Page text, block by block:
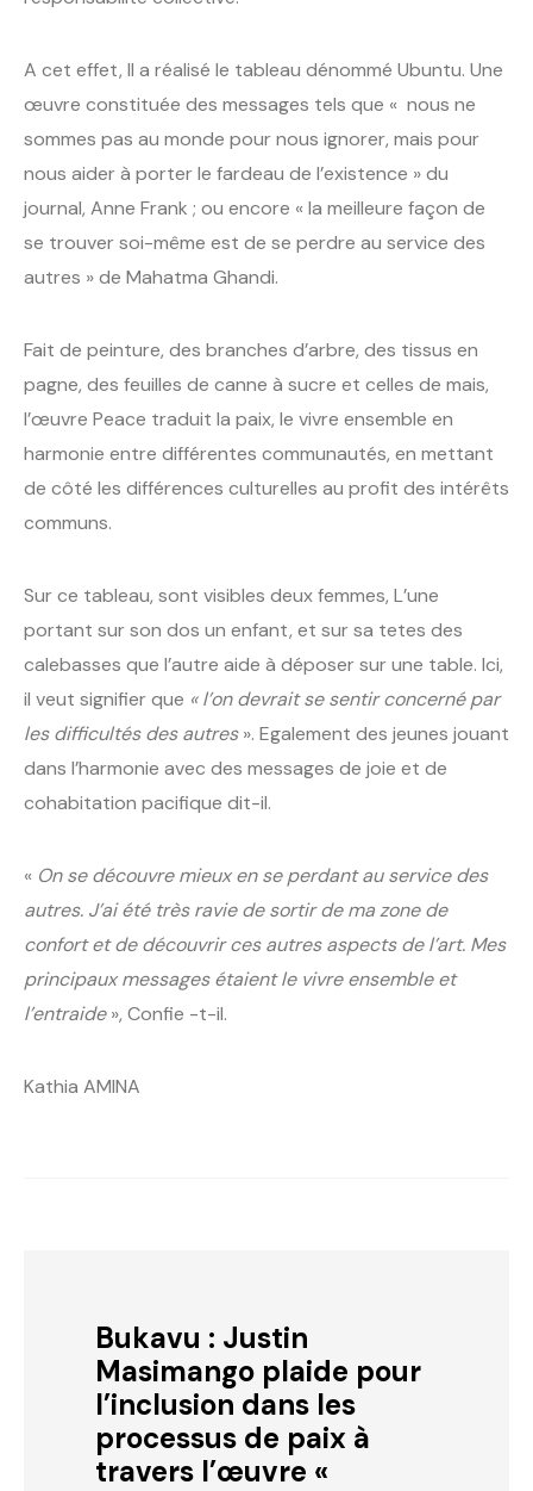
A cet effet, Il a réalisé le tableau dénommé Ubuntu. Une
œuvre constituée des messages tels que « nous ne
sommes pas au monde pour nous ignorer, mais pour
nous aider à porter le fardeau de l’existence » du
journal, Anne Frank ; ou encore « la meilleure façon de
se trouver soi-même est de se perdre au service des
autres » de Mahatma Ghandi.
Fait de peinture, des branches d’arbre, des tissus en
pagne, des feuilles de canne à sucre et celles de mais,
l’œuvre Peace traduit la paix, le vivre ensemble en
harmonie entre différentes communautés, en mettant
de côté les différences culturelles au profit des intérêts
communs.
Sur ce tableau, sont visibles deux femmes, L’une
portant sur son dos un enfant, et sur sa tetes des
calebasses que l’autre aide à déposer sur une table. Ici,
il veut signifier que « l’on devrait se sentir concerné par
les difficultés des autres». Egalement des jeunes jouant
dans l’harmonie avec des messages de joie et de
cohabitation pacifique dit-il.
« On se découvre mieux en se perdant au service des
autres. J’ai été très ravie de sortir de ma zone de
confort et de découvrir ces autres aspects de l’art. Mes
principaux messages étaient le vivre ensemble et
l’entraide», Confie -t-il.
Kathia AMINA
Bukavu : Justin
Masimango plaide pour
l’inclusion dans les
processus de paix à
travers l’œuvre «